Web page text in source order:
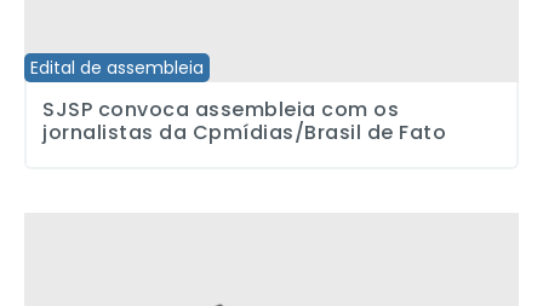
Edital de assembleia
SJSP convoca assembleia com os
jornalistas da Cpmídias/Brasil de Fato